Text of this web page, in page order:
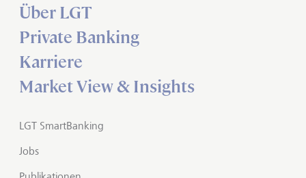
Über LGT
Private Banking
Karriere
Market View & Insights
LGT SmartBanking
Jobs